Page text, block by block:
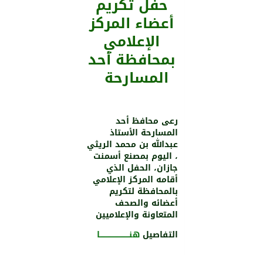
حفل تكريم
أعضاء المركز
الإعلامي
بمحافظة أحد
المسارحة
رعى محافظ أحد
المسارحة الأستاذ
عبدالله بن محمد الريثي
، اليوم بمصنع أسمنت
جازان، الحفل الذي
أقامه المركز الإعلامي
بالمحافظة لتكريم
أعضائه والصحف
المتعاونة والإعلاميين
التفاصيلهنـــــــــــــــــــــــــا